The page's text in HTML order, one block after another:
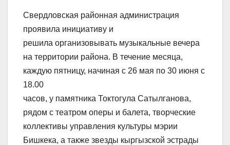
Свердловская районная администрация
проявила инициативу и
решила организовывать музыкальные вечера
на территории района. В течение месяца,
каждую пятницу, начиная с 26 мая по 30 июня с
18.00
часов, у памятника Токтогула Сатылганова,
рядом с театром оперы и балета, творческие
коллективы управления культуры мэрии
Бишкека, а также звезды кыргызской эстрады